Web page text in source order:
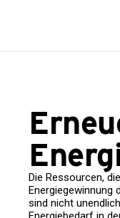
Die Ressourcen,
Energiegewinnung
sind nicht